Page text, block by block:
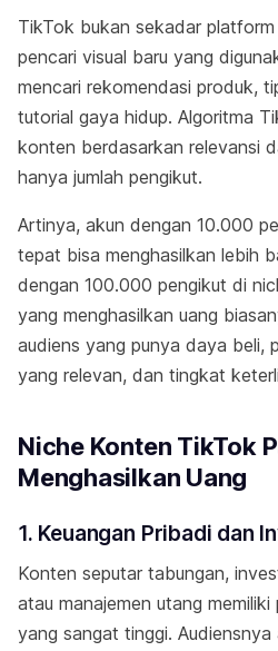
TikTok bukan sekadar
pencari visual baru yang
mencari rekomendasi produk,
tutorial gaya hidup. Algoritma
konten berdasarkan relevansi
hanya jumlah pengikut.
Artinya, akun dengan 10.000
tepat bisa menghasilkan lebih
dengan 100.000 pengikut di
yang menghasilkan uang
audiens yang punya daya beli,
yang relevan, dan tingkat
Niche Konten TikTok
Menghasilkan Uang
1. Keuangan Pribadi dan
Konten seputar tabungan,
atau manajemen utang
yang sangat tinggi.